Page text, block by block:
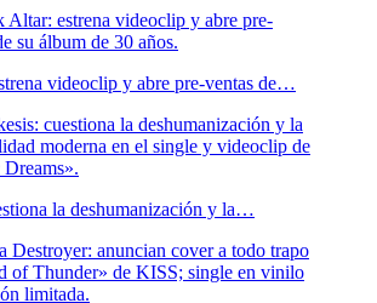
videoclip y abre pre-ventas de…
la deshumanización y la…